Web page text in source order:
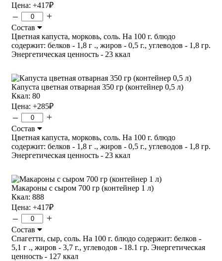
Цена: +417₽
– +
Состав
Цветная капуста, морковь, соль. На 100 г. блюдо
содержит: белков - 1,8 г ., жиров - 0,5 г., углеводов - 1,8 гр.
Энергетическая ценность - 23 ккал
Капуста цветная отварная 350 гр (контейнер 0,5 л)
Ккал: 80
Цена: +285₽
– +
Состав
Цветная капуста, морковь, соль. На 100 г. блюдо
содержит: белков - 1,8 г ., жиров - 0,5 г., углеводов - 1,8 гр.
Энергетическая ценность - 23 ккал
Макароны с сыром 700 гр (контейнер 1 л)
Ккал: 888
Цена: +417₽
– +
Состав
Спагетти, сыр, соль. На 100 г. блюдо содержит: белков -
5,1 г ., жиров - 3,7 г., углеводов - 18.1 гр. Энергетическая
ценность - 127 ккал